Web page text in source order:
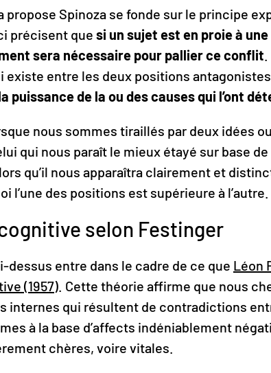
propose Spinoza se fonde sur le principe
précisent que si un sujet est en proie à
sera nécessaire pour pallier ce conflit
existe entre les deux positions
puissance de la ou des causes qui l’ont
nous sommes tiraillés par deux idées
qui nous paraît le mieux étayé sur base
qu’il nous apparaîtra clairement et
l’une des positions est supérieure à l’autre.
selon Festinger
dessus entre dans le cadre de ce que Léon
(1957). Cette théorie affirme que nous
internes qui résultent de contradictions
à la base d’affects indéniablement
chères, voire vitales.